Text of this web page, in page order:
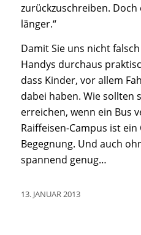
zurückzuschreiben.
länger.“
Damit Sie uns nicht
Handys durchaus
dass Kinder, vor allem
dabei haben. Wie sollten
erreichen, wenn ein Bus
Raiffeisen-Campus ist
Begegnung. Und auch
spannend genug…
13. JANUAR 2013